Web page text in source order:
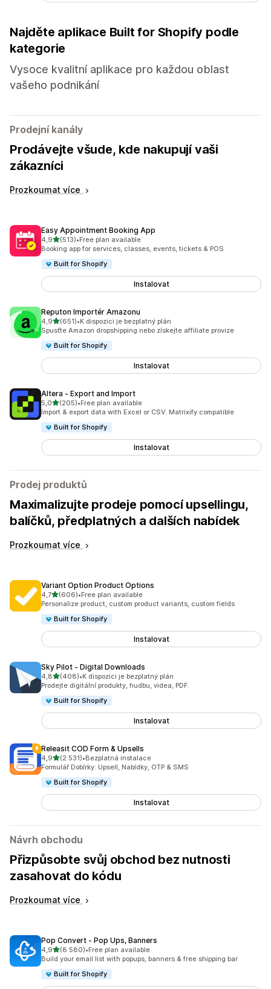
Najděte aplikace Built for Shopify podle
kategorie
Vysoce kvalitní aplikace pro každou oblast
vašeho podnikání
Prodejní kanály
Prodávejte všude, kde nakupují vaši
zákazníci
Prozkoumat více
Easy Appointment Booking App
4,9z 5 hvězd
(513)
Celkový počet recenzí: 513
•Free plan available
Booking app for services, classes, events, tickets & POS
Built for Shopify
Instalovat
Reputon Importér Amazonu
4,9z 5 hvězd
(651)
Celkový počet recenzí: 651
•K dispozici je bezplatný plán
Spusťte Amazon dropshipping nebo získejte affiliate provize
Built for Shopify
Instalovat
Altera ‑ Export and Import
5,0z 5 hvězd
(205)
Celkový počet recenzí: 205
•Free plan available
Import & export data with Excel or CSV. Matrixify compatible
Built for Shopify
Instalovat
Prodej produktů
Maximalizujte prodeje pomocí upsellingu,
balíčků, předplatných a dalších nabídek
Prozkoumat více
Variant Option Product Options
4,7z 5 hvězd
(606)
Celkový počet recenzí: 606
•Free plan available
Personalize product, custom product variants, custom fields
Built for Shopify
Instalovat
Sky Pilot ‑ Digital Downloads
4,8z 5 hvězd
(408)
Celkový počet recenzí: 408
•K dispozici je bezplatný plán
Prodejte digitální produkty, hudbu, videa, PDF.
Built for Shopify
Instalovat
Releasit COD Form & Upsells
4,9z 5 hvězd
(2 531)
Celkový počet recenzí: 2531
•Bezplatná instalace
Formulář Dobírky: Upsell, Nabídky, OTP & SMS
Built for Shopify
Instalovat
Návrh obchodu
Přizpůsobte svůj obchod bez nutnosti
zasahovat do kódu
Prozkoumat více
Pop Convert ‑ Pop Ups, Banners
4,9z 5 hvězd
(8 580)
Celkový počet recenzí: 8580
•Free plan available
Build your email list with popups, banners & free shipping bar
Built for Shopify